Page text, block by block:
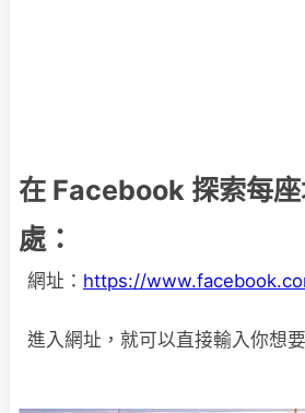
在 Facebook 探索每
處：
網址： https://
進入網址，就可以直接輸入你想